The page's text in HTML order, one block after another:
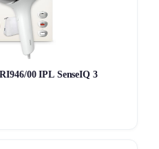
00 IPL SenseIQ 3